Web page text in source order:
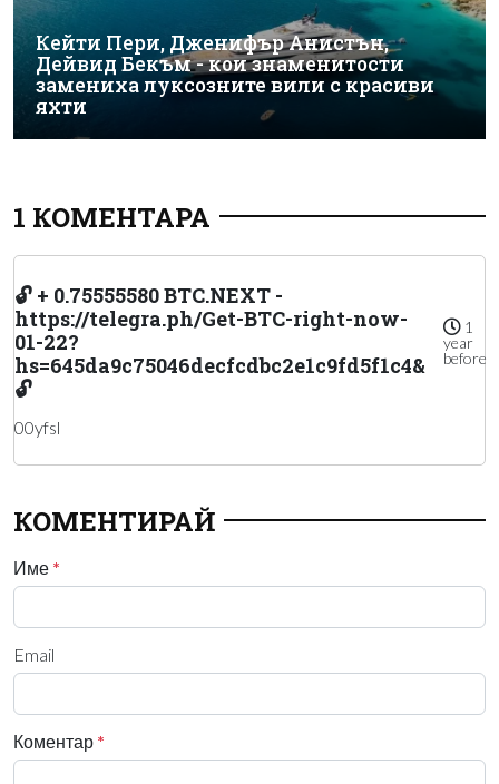
Кейти Пери, Дженифър Анистън,
Дейвид Бекъм - кои знаменитости
замениха луксозните вили с красиви
яхти
1 КОМЕНТАРА
🔓 + 0.75555580 BTC.NEXT -
https://telegra.ph/Get-BTC-right-now-
01-22?
hs=645da9c75046decfcdbc2e1c9fd5f1c4&
🔓
1
year
before
00yfsl
КОМЕНТИРАЙ
Име *
Email
Коментар *